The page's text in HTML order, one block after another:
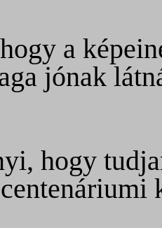
a
jónak
hogy